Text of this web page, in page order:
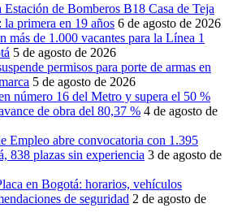
de Bomberos B18 Casa de Teja
primera en 19 años 6 de agosto de 2026
más de 1.000 vacantes para la Línea 1
5 de agosto de 2026
permisos para porte de armas en
5 de agosto de 2026
número 16 del Metro y supera el 50 %
de obra del 80,37 % 4 de agosto de
Empleo abre convocatoria con 1.395
838 plazas sin experiencia 3 de agosto de
en Bogotá: horarios, vehículos
de seguridad 2 de agosto de